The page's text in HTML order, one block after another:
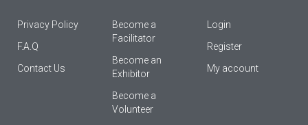
Privacy Policy
F.A.Q
Contact Us
Become a
Facilitator
Βecome an
Εxhibitor
Become a
Volunteer
Login
Register
My account